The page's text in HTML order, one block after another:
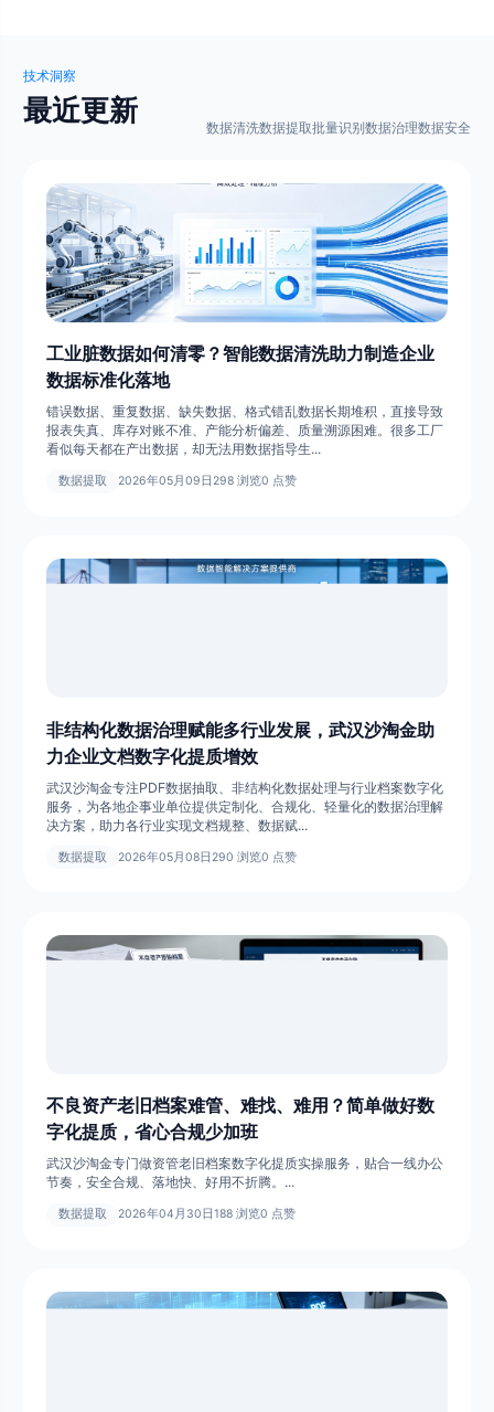
技术洞察
最近更新 数据清洗数据提取批量识别数据治理数据安全
工业脏数据如何清零？智能数据清洗助力制造企业
数据标准化落地
错误数据、重复数据、缺失数据、格式错乱数据长期堆积，直接导致
报表失真、库存对账不准、产能分析偏差、质量溯源困难。很多工厂
看似每天都在产出数据，却无法用数据指导生...
数据提取 2026年05月09日298 浏览0 点赞
非结构化数据治理赋能多行业发展，武汉沙淘金助
力企业文档数字化提质增效
武汉沙淘金专注PDF数据抽取、非结构化数据处理与行业档案数字化
服务，为各地企事业单位提供定制化、合规化、轻量化的数据治理解
决方案，助力各行业实现文档规整、数据赋...
数据提取 2026年05月08日 290 浏览0 点赞
不良资产老旧档案难管、难找、难用？简单做好数
字化提质，省心合规少加班
武汉沙淘金专门做资管老旧档案数字化提质实操服务，贴合一线办公
节奏，安全合规、落地快、好用不折腾。...
数据提取 2026年04月30日188 浏览0 点赞